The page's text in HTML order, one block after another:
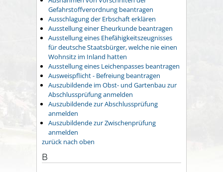
Gefahrstoffverordnung beantragen
Ausschlagung der Erbschaft erklären
Ausstellung einer Eheurkunde beantragen
Ausstellung eines Ehefähigkeitszeugnisses
für deutsche Staatsbürger, welche nie einen
Wohnsitz im Inland hatten
Ausstellung eines Leichenpasses beantragen
Ausweispflicht - Befreiung beantragen
Auszubildende im Obst- und Gartenbau zur
Abschlussprüfung anmelden
Auszubildende zur Abschlussprüfung
anmelden
Auszubildende zur Zwischenprüfung
anmelden
zurück nach oben
B